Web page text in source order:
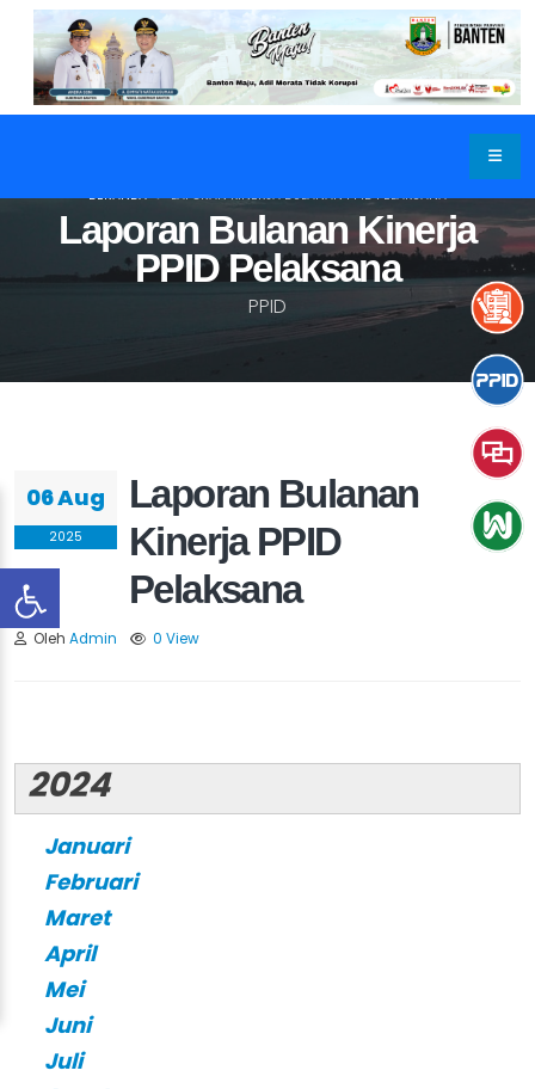
Laporan Bulanan Kinerja
PPID Pelaksana
PPID
BERANDA LAPORAN KINERJA BULANAN PPID PELAKSANA
06 Aug
2025
Laporan Bulanan
Kinerja PPID
Pelaksana
Oleh Admin 0 View
2024
Januari
Februari
Maret
April
Mei
Juni
Juli